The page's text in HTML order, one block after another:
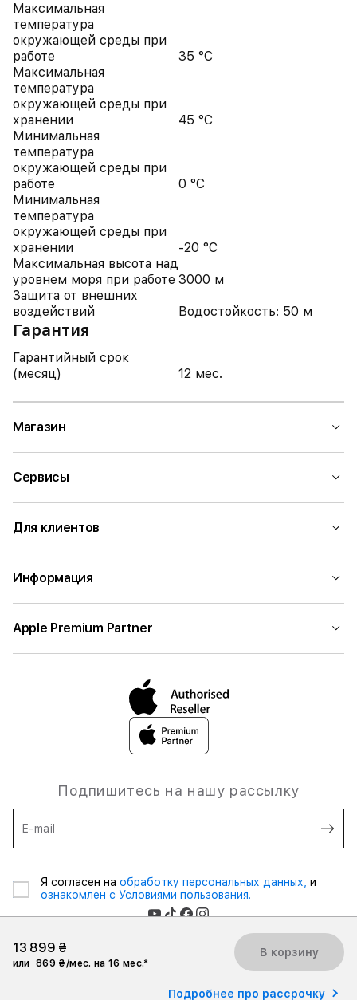
Максимальная
температура
окружающей среды при
работе
35 °C
Максимальная
температура
окружающей среды при
хранении
45 °C
Минимальная
температура
окружающей среды при
работе
0 °C
Минимальная
температура
окружающей среды при
хранении
-20 °C
Максимальная высота над
уровнем моря при работе 3000 м
Защита от внешних
воздействий
Водостойкость: 50 м
Гарантия
Гарантийный срок
(месяц)
12 мес.
13 899 ₴
или 869 ₴/мес. на 16 мес.*
В корзину
Подробнее про рассрочку
Магазин
Сервисы
Для клиентов
Информация
Apple Premium Partner
Подпишитесь на нашу рассылку
E-mail
Я согласен на обработку персональных данных, и
ознакомлен с Условиями пользования.
2026 iSpace Ukraine. Все права защищены.